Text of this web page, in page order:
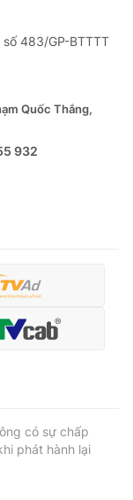
có sự chấp
phát hành lại
483/GP-BTTTT
Quốc Thắng,
932
có sự chấp
phát hành lại